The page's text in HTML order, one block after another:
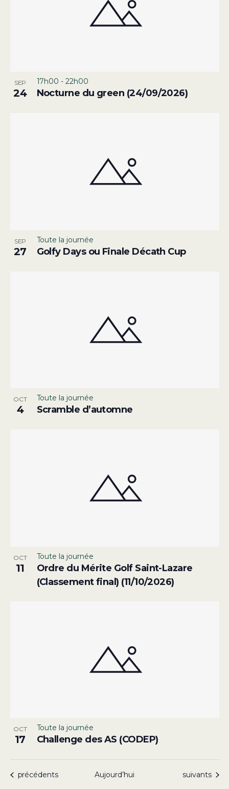
SEP
24
17h00-22h00
Nocturne du green (24/09/2026)
SEP
27
Toute la journée
Golfy Days ou Finale Décath Cup
OCT
4
Toute la journée
Scramble d’automne
OCT
11
Toute la journée
Ordre du Mérite Golf Saint-Lazare
(Classement final) (11/10/2026)
OCT
17
Toute la journée
Challenge des AS (CODEP)
Évènements
précédents Aujourd’hui Évènements
suivants